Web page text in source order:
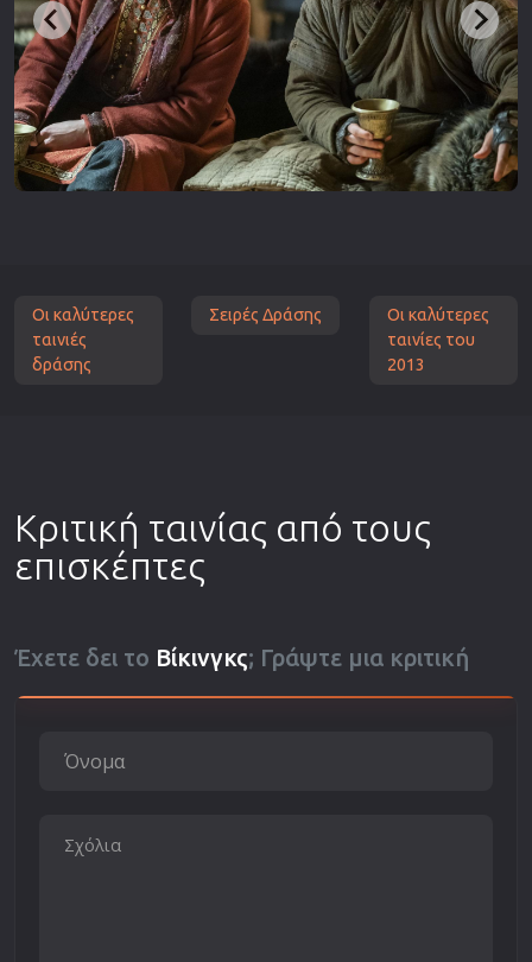
Οι καλύτερες
ταινιές
δράσης
Σειρές Δράσης
Οι καλύτερες
ταινίες του
2013
Κριτική ταινίας από τους
επισκέπτες
Έχετε δει το Βίκινγκς; Γράψτε μια κριτική